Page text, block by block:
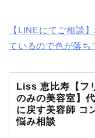
【LINEにてご相談
ているので色が落ち
Liss 恵比寿【フ
のみの美容室】
に戻す美容師 コ
悩み相談